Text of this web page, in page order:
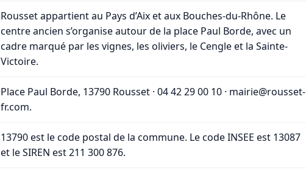
Rousset appartient au Pays d’Aix et aux Bouches-du-Rhône. Le
centre ancien s’organise autour de la place Paul Borde, avec un
cadre marqué par les vignes, les oliviers, le Cengle et la Sainte-
Victoire.
Place Paul Borde, 13790 Rousset · 04 42 29 00 10 · mairie@rousset-
fr.com.
13790 est le code postal de la commune. Le code INSEE est 13087
et le SIREN est 211 300 876.